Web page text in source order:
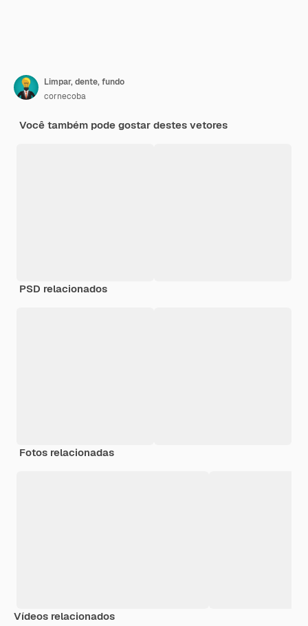
Limpar, dente, fundo
cornecoba
Você também pode gostar destes vetores
PSD relacionados
Fotos relacionadas
Vídeos relacionados